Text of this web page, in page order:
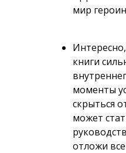
мир
книги
моменты
скрыться
может
отложи